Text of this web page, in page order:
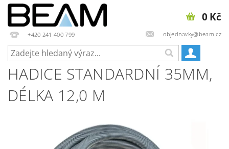
+420 241 400 799 objednavky@beam.cz
0 Kč
HADICE STANDARDNÍ 35MM,
DÉLKA 12,0 M